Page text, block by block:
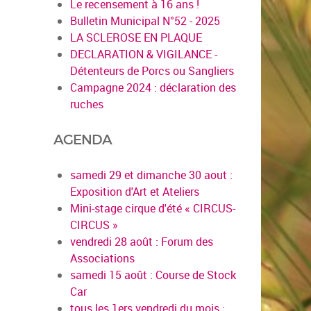
en savoir plus
Le recensement à 16 ans !
Bulletin Municipal N°52 - 2025
LA SCLEROSE EN PLAQUE
DECLARATION & VIGILANCE -
Détenteurs de Porcs ou Sangliers
Campagne 2024 : déclaration des
ruches
AGENDA
samedi 29 et dimanche 30 aout :
Exposition d'Art et Ateliers
Mini-stage cirque d'été « CIRCUS-
CIRCUS »
vendredi 28 août : Forum des
Associations
samedi 15 août : Course de Stock
Car